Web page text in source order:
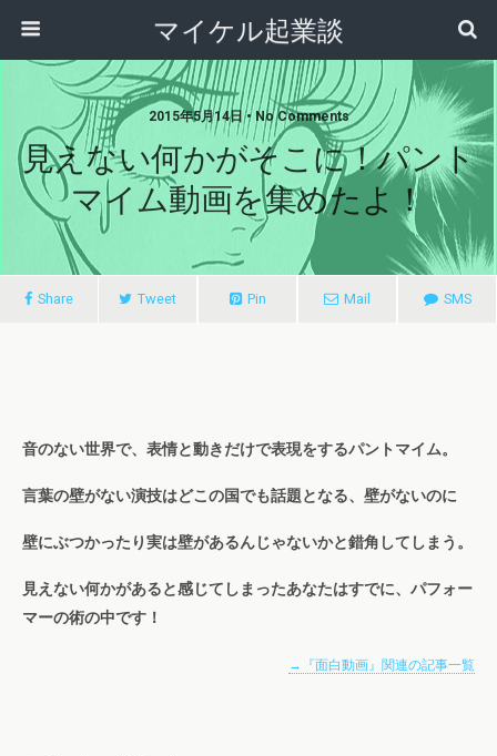
マイケル起業談
2015年5月14日 • No Comments
見えない何かがそこに！パント
マイム動画を集めたよ！
Share Tweet Pin Mail SMS
音のない世界で、表情と動きだけで表現をするパントマイム。
言葉の壁がない演技はどこの国でも話題となる、壁がないのに
壁にぶつかったり実は壁があるんじゃないかと錯角してしまう。
見えない何かがあると感じてしまったあなたはすでに、パフォー
マーの術の中です！
→『面白動画』関連の記事一覧